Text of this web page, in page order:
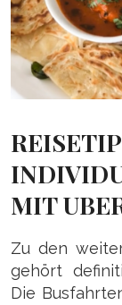
MIT
Zu den
gehört
Die